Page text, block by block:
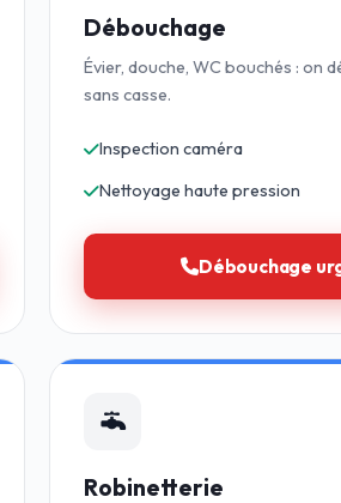
Débouchage
Évier, douche, WC bouchés : on
sans casse.
Inspection caméra
Nettoyage haute pression
Débouchage
Robinetterie